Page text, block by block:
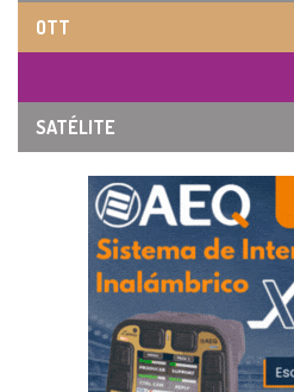
OTT
SATÉLITE